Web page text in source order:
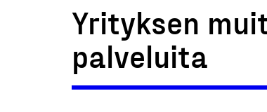
Yrityksen
palveluita